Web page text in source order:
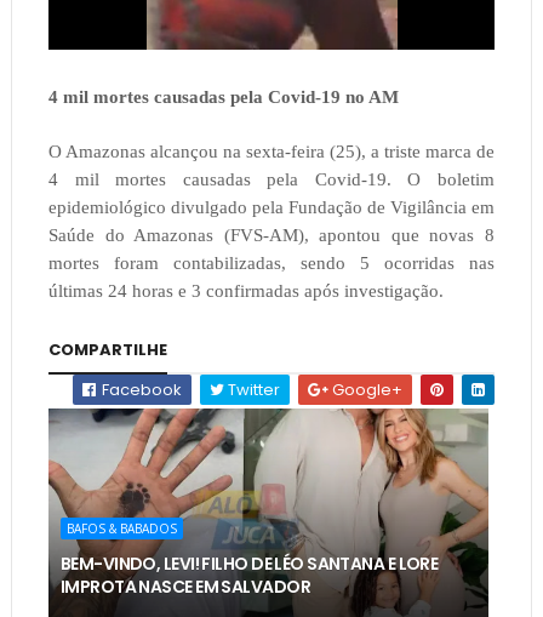
4 mil mortes causadas pela Covid-19 no AM
O Amazonas alcançou na sexta-feira (25), a triste marca de
4 mil mortes causadas pela Covid-19. O boletim
epidemiológico divulgado pela Fundação de Vigilância em
Saúde do Amazonas (FVS-AM), apontou que novas 8
mortes foram contabilizadas, sendo 5 ocorridas nas
últimas 24 horas e 3 confirmadas após investigação.
COMPARTILHE
Facebook
Twitter Google+
BAFOS & BABADOS
BEM-VINDO, LEVI! FILHO DE LÉO SANTANA E LORE
IMPROTA NASCE EM SALVADOR